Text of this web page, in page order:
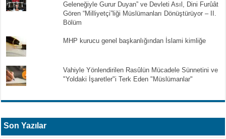
Geleneğiyle Gurur Duyan” ve Devleti Asıl, Dini Furûât
Gören “Milliyetçi”liği Müslümanları Dönüştürüyor – II.
Bölüm
MHP kurucu genel başkanlığından İslami kimliğe
Vahiyle Yönlendirilen Rasûlün Mücadele Sünnetini ve
"Yoldaki İşaretler"i Terk Eden "Müslümanlar"
Son Yazılar